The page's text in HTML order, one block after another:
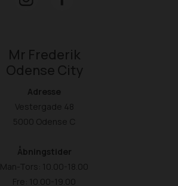
Mr Frederik
Odense City
Adresse
Vestergade 48
5000 Odense C
Åbningstider
Man-Tors: 10.00-18.00
Fre: 10.00-19.00